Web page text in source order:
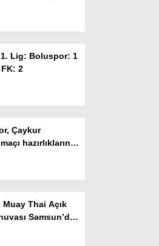
Nöbetçi Eczaneler
SPOR
Magazin
Hava Durumu
Künye
Teknoloji
Lig: Boluspor: 1
2
Çaykur
hazırlıklarını
Muay Thai Açık
Samsun’da